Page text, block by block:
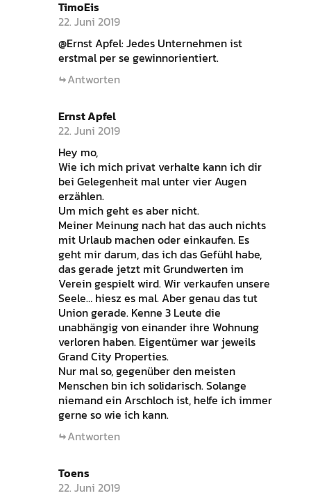
TimoEis
22. Juni 2019
@Ernst Apfel: Jedes Unternehmen ist
erstmal per se gewinnorientiert.
Antworten
Ernst Apfel
22. Juni 2019
Hey mo,
Wie ich mich privat verhalte kann ich dir
bei Gelegenheit mal unter vier Augen
erzählen.
Um mich geht es aber nicht.
Meiner Meinung nach hat das auch nichts
mit Urlaub machen oder einkaufen. Es
geht mir darum, das ich das Gefühl habe,
das gerade jetzt mit Grundwerten im
Verein gespielt wird. Wir verkaufen unsere
Seele… hiesz es mal. Aber genau das tut
Union gerade. Kenne 3 Leute die
unabhängig von einander ihre Wohnung
verloren haben. Eigentümer war jeweils
Grand City Properties.
Nur mal so, gegenüber den meisten
Menschen bin ich solidarisch. Solange
niemand ein Arschloch ist, helfe ich immer
gerne so wie ich kann.
Antworten
Toens
22. Juni 2019